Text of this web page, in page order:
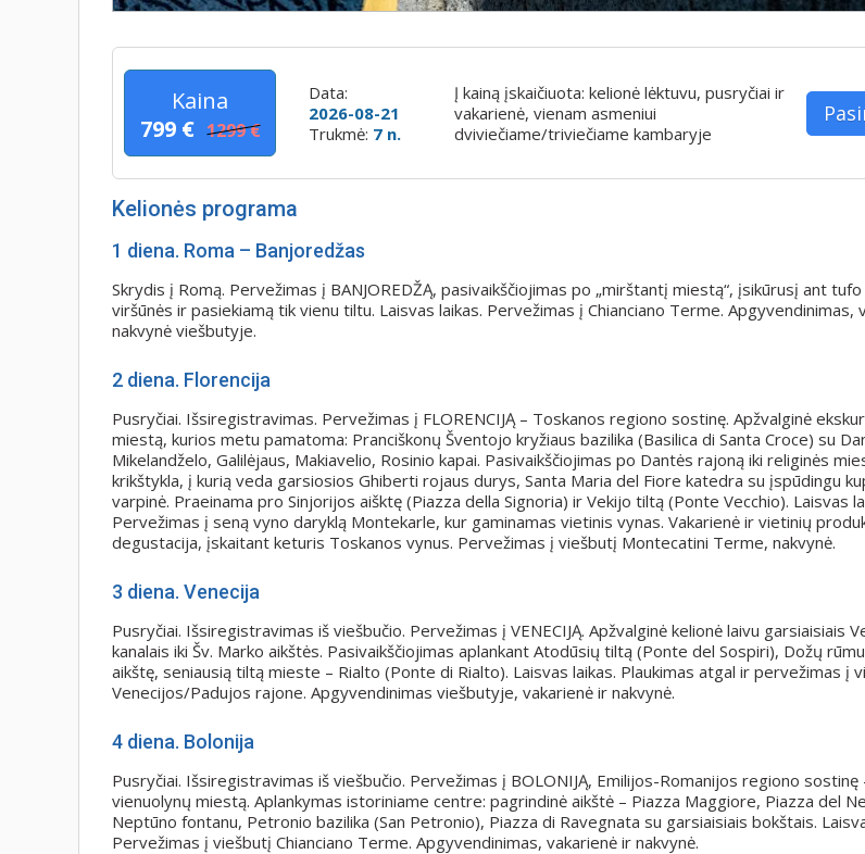
Kaina
799 € 1299 €
Data:
2026-08-21
Trukmė: 7 n.
Į kainą įskaičiuota: kelionė lėktuvu, pusryčiai ir
vakarienė, vienam asmeniui
dviviečiame/triviečiame kambaryje
Kelionės programa
1 diena. Roma – Banjoredžas
Skrydis į Romą. Pervežimas į BANJOREDŽĄ, pasivaikščiojimas po „mirštantį miestą“, įsikūrusį ant
viršūnės ir pasiekiamą tik vienu tiltu. Laisvas laikas. Pervežimas į Chianciano Terme. Apgyvendinimas,
nakvynė viešbutyje.
2 diena. Florencija
Pusryčiai. Išsiregistravimas. Pervežimas į FLORENCIJĄ – Toskanos regiono sostinę. Apžvalginė
miestą, kurios metu pamatoma: Pranciškonų Šventojo kryžiaus bazilika (Basilica di Santa Croce) su
Mikelandželo, Galilėjaus, Makiavelio, Rosinio kapai. Pasivaikščiojimas po Dantės rajoną iki religinės
krikštykla, į kurią veda garsiosios Ghiberti rojaus durys, Santa Maria del Fiore katedra su įspūdingu
varpinė. Praeinama pro Sinjorijos aišktę (Piazza della Signoria) ir Vekijo tiltą (Ponte Vecchio). Laisvas
Pervežimas į seną vyno daryklą Montekarle, kur gaminamas vietinis vynas. Vakarienė ir vietinių
degustacija, įskaitant keturis Toskanos vynus. Pervežimas į viešbutį Montecatini Terme, nakvynė.
3 diena. Venecija
Pusryčiai. Išsiregistravimas iš viešbučio. Pervežimas į VENECIJĄ. Apžvalginė kelionė laivu garsiaisiais
kanalais iki Šv. Marko aikštės. Pasivaikščiojimas aplankant Atodūsių tiltą (Ponte del Sospiri), Dožų
aikštę, seniausią tiltą mieste – Rialto (Ponte di Rialto). Laisvas laikas. Plaukimas atgal ir pervežimas į
Venecijos/Padujos rajone. Apgyvendinimas viešbutyje, vakarienė ir nakvynė.
4 diena. Bolonija
Pusryčiai. Išsiregistravimas iš viešbučio. Pervežimas į BOLONIJĄ, Emilijos-Romanijos regiono sostinę
vienuolynų miestą. Aplankymas istoriniame centre: pagrindinė aikštė – Piazza Maggiore, Piazza del
Neptūno fontanu, Petronio bazilika (San Petronio), Piazza di Ravegnata su garsiaisiais bokštais.
Pervežimas į viešbutį Chianciano Terme. Apgyvendinimas, vakarienė ir nakvynė.